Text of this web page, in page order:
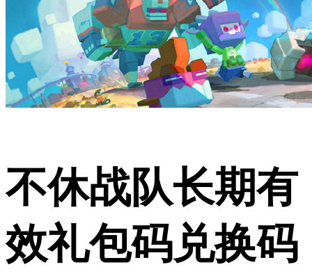
不休战队长期有
效礼包码兑换码